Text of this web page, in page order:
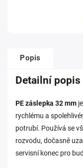
Popis
Detailní
PE záslepka 32 mm
rychlému a
potrubí. Používá se
rozvodu, dočasně
servisní konec pro